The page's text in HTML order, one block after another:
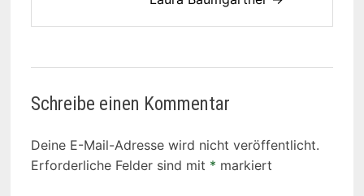
Schreibe einen Kommentar
Deine E-Mail-Adresse wird nicht veröffentlicht.
Erforderliche Felder sind mit * markiert